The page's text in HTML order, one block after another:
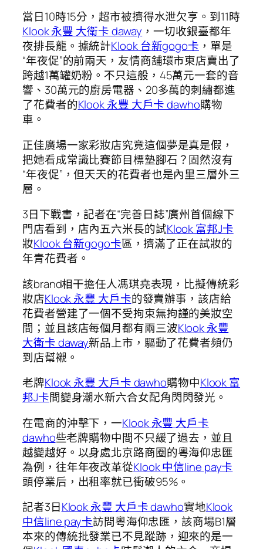
當日10時15分，超市被擠得水泄欠亨。到11時
Klook 永豐 大衛卡 daway ，一切收銀臺都年
夜排長龍。據統計Klook 台新gogo卡 ，單是
“年夜促”的前兩天，友情商舖環市東店賣出了
跨越1萬罐奶粉。不只這般，45萬元一套的音
響、30萬元的廚房電器、20多萬的刺繡都進
了花費者的Klook 永豐 大戶卡 dawho購物
車。
正佳廣場一家彩妝店究竟這個夢是真是假，
把她看成常識比賽節目標墊腳石？固然沒有
“年夜促”，但天天的花費者也是內里三層外三
層。
3日下戰書，記者在“完善日誌”廣州首個線下
門店看到，店內五六米長的試Klook 富邦J卡
妝Klook 台新gogo卡區，擠滿了正在試妝的
年青花費者。
該brand相干擔任人馮琪堯表現，比擬傳統彩
妝店Klook 永豐 大戶卡的發賣辦事，該店給
花費者營建了一個不受拘束無拘謹的美妝空
間；並且該店每個月都有兩三波Klook 永豐
大衛卡 daway新品上市，驅動了花費者頻仍
到店幫襯。
老牌Klook 永豐 大戶卡 dawho購物中Klook 富
邦J卡間變身潮水新六合女配角閃閃發光。
在電商的沖擊下，一Klook 永豐 大戶卡
dawho些老牌購物中間不只緩了過去，並且
越變越好。以身處北京路商圈的粵海仰忠匯
為例，往年年夜改革從Klook 中信line pay卡
頭停業后，出租率就已衝破95%。
記者3日Klook 永豐 大戶卡 dawho實地Klook
中信line pay卡訪問粵海仰忠匯，該商場B1層
本來的傳統批發業已不見蹤跡，迎來的是一